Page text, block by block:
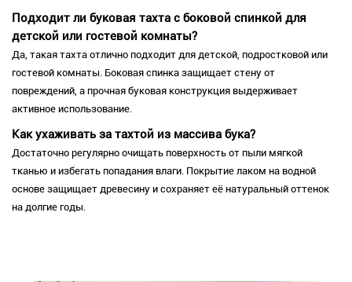
Подходит ли буковая тахта с боковой спинкой для
детской или гостевой комнаты?
Да, такая тахта отлично подходит для детской, подростковой или
гостевой комнаты. Боковая спинка защищает стену от
повреждений, а прочная буковая конструкция выдерживает
активное использование.
Как ухаживать за тахтой из массива бука?
Достаточно регулярно очищать поверхность от пыли мягкой
тканью и избегать попадания влаги. Покрытие лаком на водной
основе защищает древесину и сохраняет её натуральный оттенок
на долгие годы.